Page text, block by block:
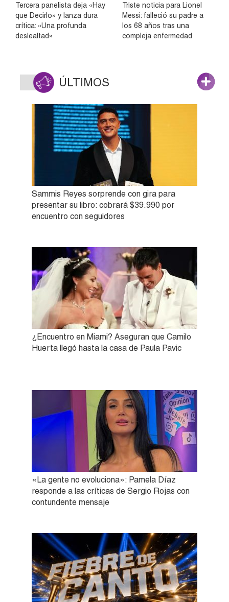
Tercera panelista deja «Hay
que Decirlo» y lanza dura
crítica: «Una profunda
deslealtad»
Triste noticia para Lionel
Messi: falleció su padre a
los 68 años tras una
compleja enfermedad
ÚLTIMOS
Sammis Reyes sorprende con gira para
presentar su libro: cobrará $39.990 por
encuentro con seguidores
¿Encuentro en Miami? Aseguran que Camilo
Huerta llegó hasta la casa de Paula Pavic
«La gente no evoluciona»: Pamela Díaz
responde a las críticas de Sergio Rojas con
contundente mensaje